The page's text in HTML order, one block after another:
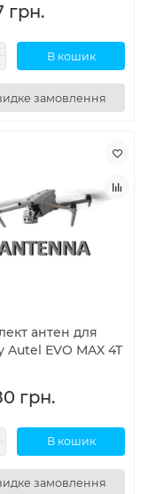
грн.
В кошик
замовлення
антен для
Autel EVO MAX 4T
грн.
В кошик
замовлення